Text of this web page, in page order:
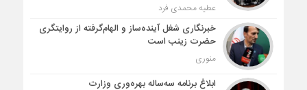
عطیه محمدی فرد
خبرنگاری شغل آینده‌ساز و الهام‌گرفته از روایتگری
حضرت زینب است
منوری
ابلاغ برنامه سه‌ساله بهره‌وری وزارت